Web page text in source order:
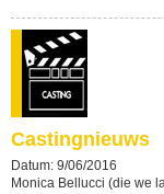
Castingnieuws
Datum: 9/06/2016
Monica Bellucci (die we